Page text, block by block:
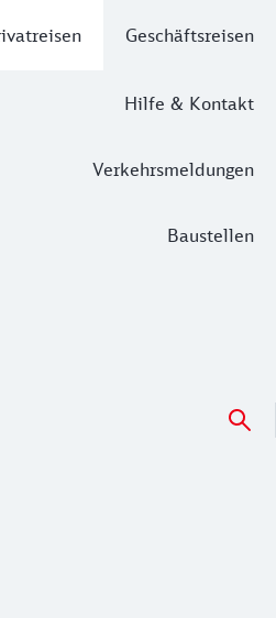
Geschäftsreisen
Hilfe & Kontakt
Verkehrsmeldungen
Baustellen